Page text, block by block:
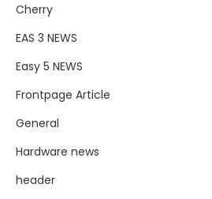
Cherry
EAS 3 NEWS
Easy 5 NEWS
Frontpage Article
General
Hardware news
header